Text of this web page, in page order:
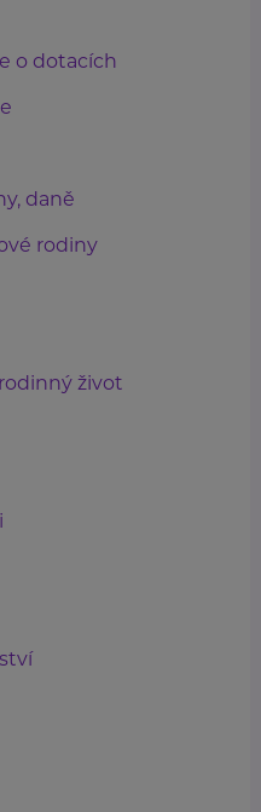
o dotacích
daně
rodiny
život